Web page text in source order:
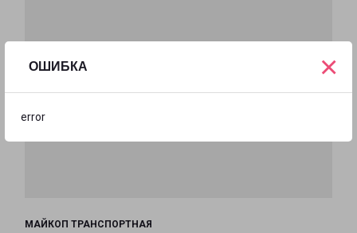
ОШИБКА
error
×
МАЙКОП ТРАНСПОРТНАЯ